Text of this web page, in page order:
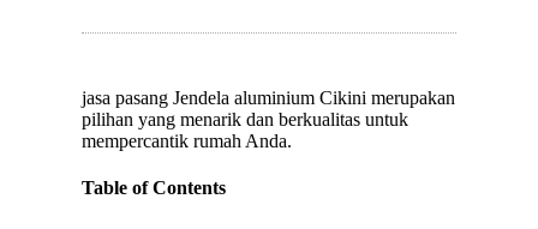
jasa pasang Jendela aluminium Cikini merupakan
pilihan yang menarik dan berkualitas untuk
mempercantik rumah Anda.
Table of Contents